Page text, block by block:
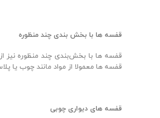
قفسه‌ ها با بخش ‌بندی چند منظوره
قفسه‌ ها با بخش‌بندی چند منظوره نیز
قفسه‌ ها معمولا از مواد مانند چوب یا
قفسه های دیواری چوبی